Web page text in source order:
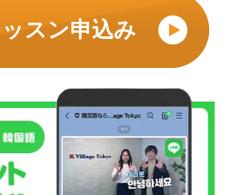
スン申込み